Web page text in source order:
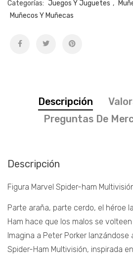
Categorías: Juegos Y Juguetes ,
Muñecos Y Muñecas
Descripción
Preguntas De
Descripción
Figura Marvel Spider-ham
Parte araña, parte cerdo, el héroe
Ham hace que los malos se
Imagina a Peter Porker
Spider-Ham Multivisión, inspirada